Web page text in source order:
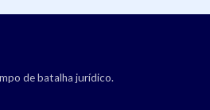
de batalha jurídico.